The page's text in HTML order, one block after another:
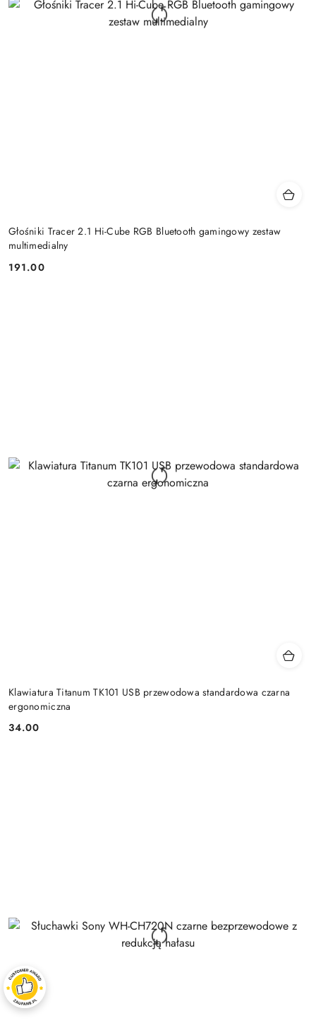
Głośniki Tracer 2.1 Hi-Cube RGB Bluetooth gamingowy zestaw
multimedialny
Cena:
191.00
Klawiatura Titanum TK101 USB przewodowa standardowa czarna
ergonomiczna
Cena:
34.00